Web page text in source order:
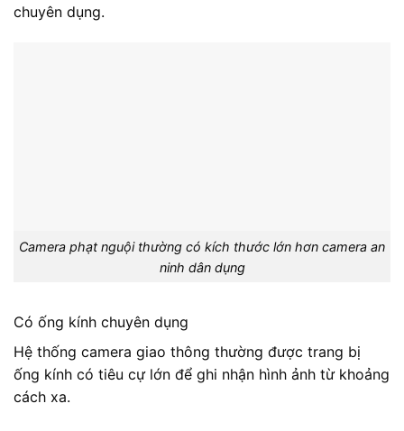
chuyên dụng.
Camera phạt nguội thường có kích thước lớn hơn camera an
ninh dân dụng
Có ống kính chuyên dụng
Hệ thống camera giao thông thường được trang bị
ống kính có tiêu cự lớn để ghi nhận hình ảnh từ khoảng
cách xa.